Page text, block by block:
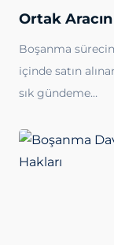
Ortak
Boşanma
içinde satın
sık gündeme…